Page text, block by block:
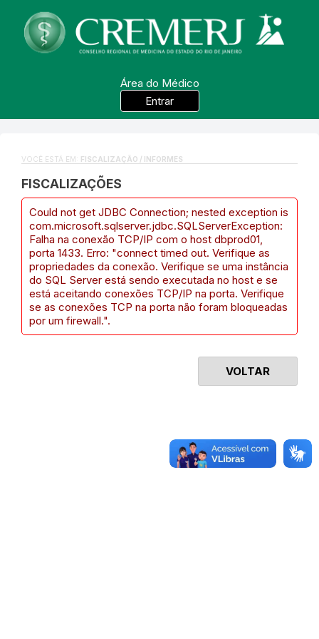
Área do Médico
Entrar
VOCÊ ESTÁ EM: FISCALIZAÇÃO / INFORMES
FISCALIZAÇÕES
Could not get JDBC Connection; nested exception is
com.microsoft.sqlserver.jdbc.SQLServerException:
Falha na conexão TCP/IP com o host dbprod01,
porta 1433. Erro: "connect timed out. Verifique as
propriedades da conexão. Verifique se uma instância
do SQL Server está sendo executada no host e se
está aceitando conexões TCP/IP na porta. Verifique
se as conexões TCP na porta não foram bloqueadas
por um firewall.".
VOLTAR